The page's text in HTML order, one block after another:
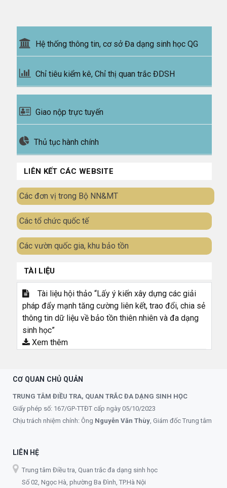
Hệ thống thông tin, cơ sở Đa dạng sinh học QG
Chỉ tiêu kiểm kê, Chỉ thị quan trắc ĐDSH
Giao nộp trực tuyến
Thủ tục hành chính
LIÊN KẾT CÁC WEBSITE
Các đơn vị trong Bộ NN&MT
Các tổ chức quốc tế
Các vườn quốc gia, khu bảo tồn
TÀI LIỆU
Tài liệu hội thảo “Lấy ý kiến xây dựng các giải
pháp đẩy mạnh tăng cường liên kết, trao đổi, chia sẻ
thông tin dữ liệu về bảo tồn thiên nhiên và đa dạng
sinh học”
Xem thêm
CƠ QUAN CHỦ QUẢN
TRUNG TÂM ĐIỀU TRA, QUAN TRẮC ĐA DẠNG SINH HỌC
Giấy phép số: 167/GP-TTĐT cấp ngày 05/10/2023
Chịu trách nhiệm chính: Ông Nguyễn Văn Thùy, Giám đốc Trung tâm
LIÊN HỆ
Trung tâm Điều tra, Quan trắc đa dạng sinh học
Số 02, Ngọc Hà, phường Ba Đình, TP.Hà Nội